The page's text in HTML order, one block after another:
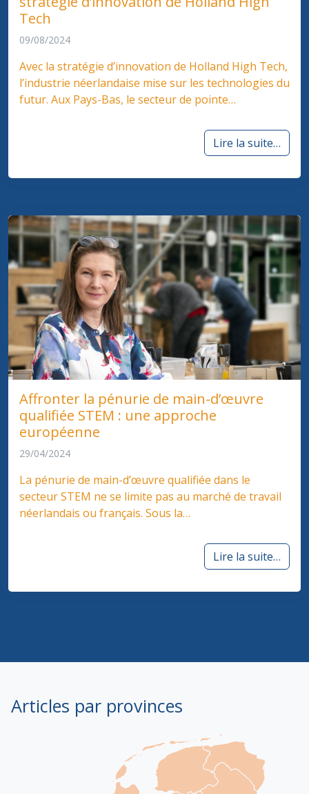
Tech
09/08/2024
Avec la stratégie d’innovation de Holland High Tech,
l’industrie néerlandaise mise sur les technologies du
futur. Aux Pays-Bas, le secteur de pointe…
Lire la suite…
Affronter la pénurie de main-d’œuvre
qualifiée STEM : une approche
européenne
29/04/2024
La pénurie de main-d’œuvre qualifiée dans le
secteur STEM ne se limite pas au marché de travail
néerlandais ou français. Sous la…
Lire la suite…
Articles par provinces